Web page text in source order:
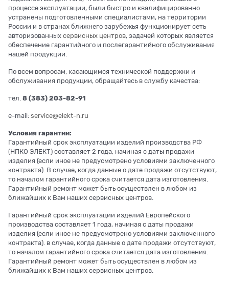
процессе эксплуатации, были быстро и квалифицированно
устранены подготовленными специалистами, на территории
России и в странах ближнего зарубежья функционирует сеть
авторизованных сервисных центров, задачей которых является
обеспечение гарантийного и послегарантийного обслуживания
нашей продукции.
По всем вопросам, касающимся технической поддержки и
обслуживания продукции, обращайтесь в службу качества:
тел. 8 (383) 203-82-91
e-mail: service@elekt-n.ru
Условия гарантии:
Гарантийный срок эксплуатации изделий производства РФ
(НПКО ЭЛЕКТ) составляет 2 года, начиная с даты продажи
изделия (если иное не предусмотрено условиями заключенного
контракта). В случае, когда данные о дате продажи отсутствуют,
то началом гарантийного срока считается дата изготовления.
Гарантийный ремонт может быть осуществлен в любом из
ближайших к Вам наших сервисных центров.
Гарантийный срок эксплуатации изделий Европейского
производства составляет 1 года, начиная с даты продажи
изделия (если иное не предусмотрено условиями заключенного
контракта). в случае, когда данные о дате продажи отсутствуют,
то началом гарантийного срока считается дата изготовления.
Гарантийный ремонт может быть осуществлен в любом из
ближайших к Вам наших сервисных центров.